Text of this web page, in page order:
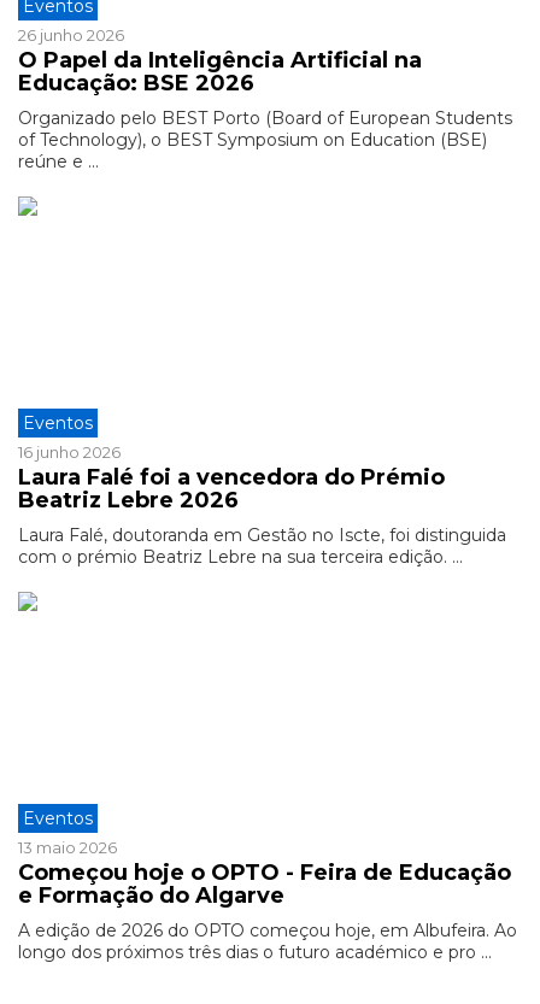
Eventos
26 junho 2026
O Papel da Inteligência Artificial na
Educação: BSE 2026
Organizado pelo BEST Porto (Board of European Students
of Technology), o BEST Symposium on Education (BSE)
reúne e ...
Eventos
16 junho 2026
Laura Falé foi a vencedora do Prémio
Beatriz Lebre 2026
Laura Falé, doutoranda em Gestão no Iscte, foi distinguida
com o prémio Beatriz Lebre na sua terceira edição. ...
Eventos
13 maio 2026
Começou hoje o OPTO - Feira de Educação
e Formação do Algarve
A edição de 2026 do OPTO começou hoje, em Albufeira. Ao
longo dos próximos três dias o futuro académico e pro ...